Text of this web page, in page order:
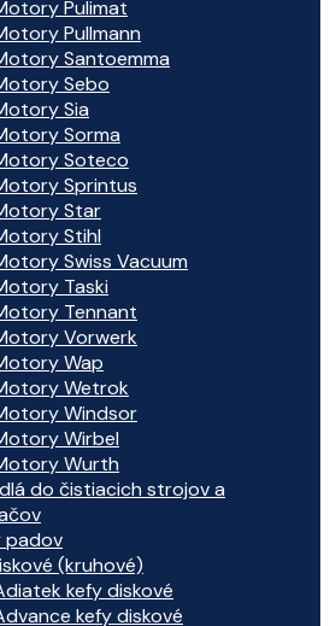
Pulimat
Pullmann
Santoemma
Sebo
Sia
Sorma
Soteco
Sprintus
Star
Stihl
Swiss Vacuum
Taski
Tennant
Vorwerk
Wap
Wetrok
Windsor
Wirbel
Wurth
do čistiacich strojov a
padov
(kruhové)
kefy diskové
kefy diskové